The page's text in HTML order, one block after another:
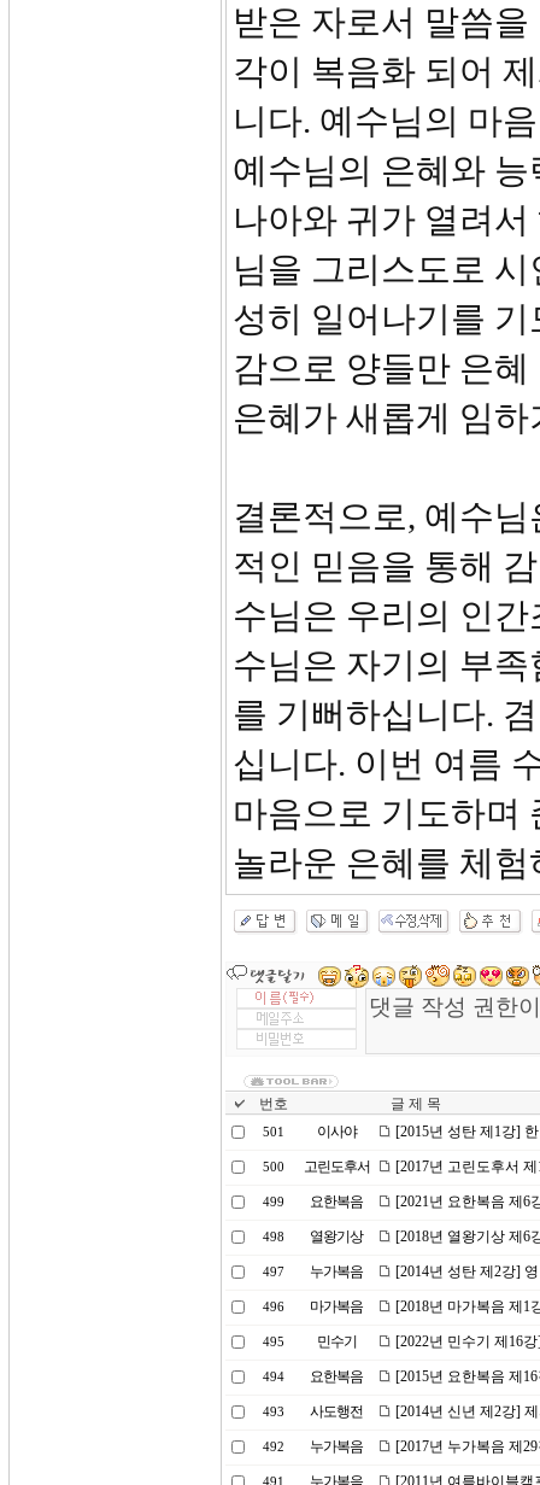
받은 자로서 말씀
각이 복음화 되어
니다. 예수님의 마
예수님의 은혜와
나아와 귀가 열려
님을 그리스도로
성히 일어나기를
감으로 양들만 은
은혜가 새롭게 임
결론적으로, 예수
적인 믿음을 통해
수님은 우리의 인
수님은 자기의 부
를 기뻐하십니다.
십니다. 이번 여름
마음으로 기도하며
놀라운 은혜를 체
번호 글 제 목
501 이사야 [2015년 성탄 제1강]
500 고린도후서 [2017년 고린도후서
499 요한복음 [2021년 요한복음 제6
498 열왕기상 [2018년 열왕기상 제6
497 누가복음 [2014년 성탄 제2강]
496 마가복음 [2018년 마가복음 제1
495 민수기 [2022년 민수기 제16
494 요한복음 [2015년 요한복음 제
493 사도행전 [2014년 신년 제2강]
492 누가복음 [2017년 누가복음 제
491 누가복음 [2011년 여름바이블